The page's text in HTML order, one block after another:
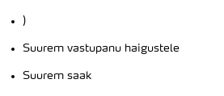
)
Suurem vastupanu haigustele
Suurem saak